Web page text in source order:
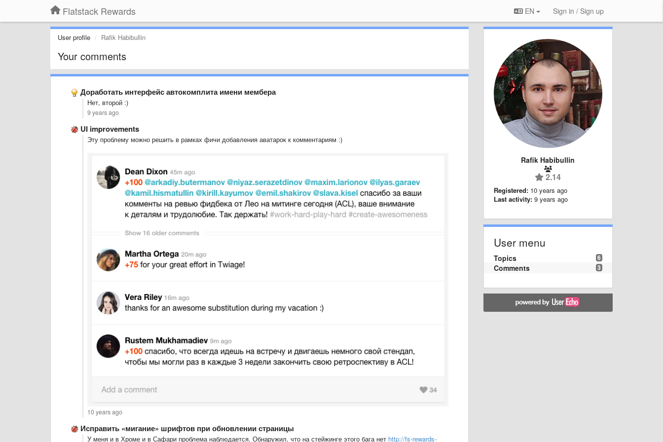
Flatstack Rewards EN Sign in / Sign up
User profile Rafik Habibullin
Your comments
Доработать интерфейс автокомплита имени мембера
Нет, второй :)
9 years ago
UI improvements
Эту проблему можно решить в рамках фичи добавления аватарок к комментариям :)
10 years ago
Исправить «мигание» шрифтов при обновлении страницы
У меня и в Хроме и в Сафари проблема наблюдается. Обнаружил, что на стейжинге этого бага нет http://fs-rewards-
Rafik Habibullin
2.14
Registered: 10 years ago
Last activity: 9 years ago
User menu
6
Topics
3
Comments